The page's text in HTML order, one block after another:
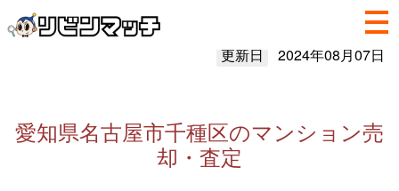
更新日 2024年08月07日
愛知県名古屋市千種区のマンション売
却・査定